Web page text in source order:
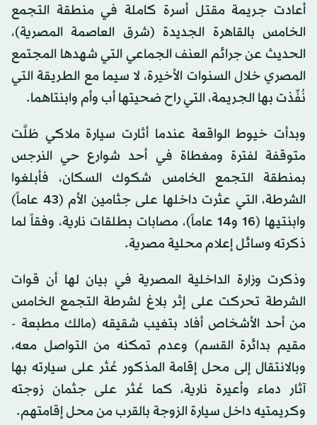
أعادت جريمة مقتل أسرة كاملة في منطقة التجمع
الخامس بالقاهرة الجديدة (شرق العاصمة المصرية)،
الحديث عن جرائم العنف الجماعي التي شهدها المجتمع
المصري خلال السنوات الأخيرة، لا سيما مع الطريقة التي
نُفِّذت بها الجريمة، التي راح ضحيتها أب وأم وابنتاهما.
وبدأت خيوط الواقعة عندما أثارت سيارة ملاكي ظلَّت
متوقفة لفترة ومغطاة في أحد شوارع حي النرجس
بمنطقة التجمع الخامس شكوك السكان، فأبلغوا
الشرطة، التي عثرت داخلها على جثامين الأم (43 عاماً)
وابنتيها (16 و14 عاماً)، مصابات بطلقات نارية، وفقاً لما
ذكرته وسائل إعلام محلية مصرية.
وذكرت وزارة الداخلية المصرية في بيان لها أن قوات
الشرطة تحركت على إثر بلاغ لشرطة التجمع الخامس
من أحد الأشخاص أفاد بتغيب شقيقه (مالك مطبعة -
مقيم بدائرة القسم) وعدم تمكنه من التواصل معه،
وبالانتقال إلى محل إقامة المذكور عُثر على سيارته بها
آثار دماء وأعيرة نارية، كما عُثر على جثمان زوجته
وكريمتيه داخل سيارة الزوجة بالقرب من محل إقامتهم.